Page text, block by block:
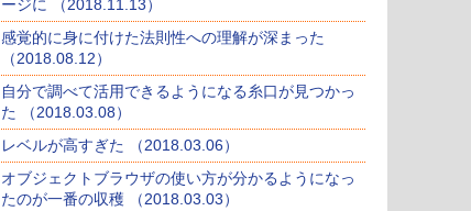
ージに （2018.11.13）
感覚的に身に付けた法則性への理解が深まった
（2018.08.12）
自分で調べて活用できるようになる糸口が見つかっ
た （2018.03.08）
レベルが高すぎた （2018.03.06）
オブジェクトブラウザの使い方が分かるようになっ
たのが一番の収穫 （2018.03.03）